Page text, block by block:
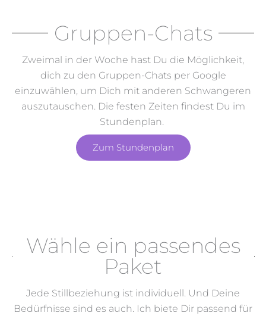
Gruppen-Chats
Zweimal in der Woche hast Du die Möglichkeit,
dich zu den Gruppen-Chats per Google
einzuwählen, um Dich mit anderen Schwangeren
auszutauschen. Die festen Zeiten findest Du im
Stundenplan.
Zum Stundenplan
Wähle ein passendes
Paket
Jede Stillbeziehung ist individuell. Und Deine
Bedürfnisse sind es auch. Ich biete Dir passend für